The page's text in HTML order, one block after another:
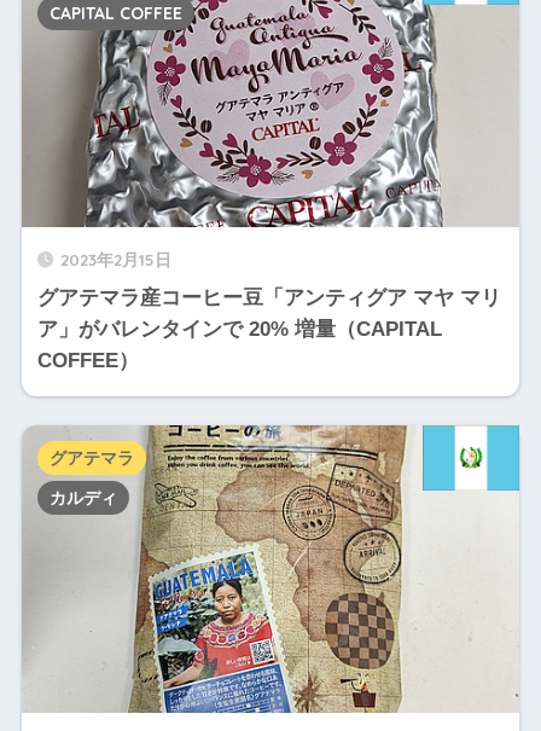
2023年2月15日
グアテマラ産コーヒー豆「アンティグア マヤ マリ
ア」がバレンタインで 20% 増量（CAPITAL
COFFEE）
CAPITAL COFFEE
グアテマラ
カルディ